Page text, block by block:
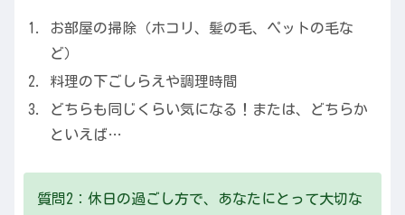
お部屋の掃除（ホコリ、髪の毛、ペットの毛な
ど）
料理の下ごしらえや調理時間
どちらも同じくらい気になる！または、どちらか
といえば…
質問2：休日の過ごし方で、あなたにとって大切な